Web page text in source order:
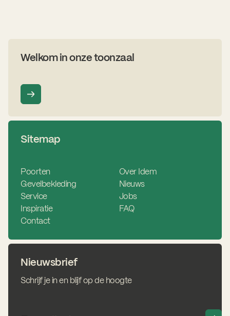
Welkom in onze toonzaal
Sitemap
Poorten
Gevelbekleding
Service
Inspiratie
Contact
Over Idem
Nieuws
Jobs
FAQ
Nieuwsbrief
Schrijf je in en blijf op de hoogte